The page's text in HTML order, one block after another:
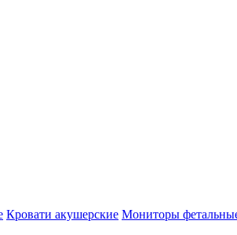
Кровати акушерские Мониторы